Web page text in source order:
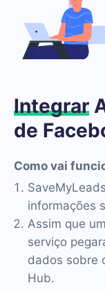
Integrar
de
Como vai
informações
Assim que
serviço
dados sobre
Hub.